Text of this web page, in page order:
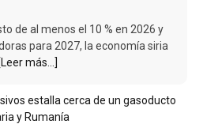
de al menos el 10 % en 2026 y
para 2027, la economía siria
[Leer más...]
estalla cerca de un gasoducto
y Rumanía